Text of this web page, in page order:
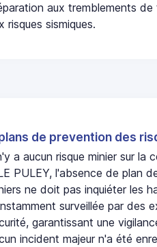
aux tremblements
risques sismiques.
de prevention des
a aucun risque minier sur la
PULEY, l'absence de plan
ne doit pas inquiéter les
surveillée par des
garantissant une
incident majeur n'a été